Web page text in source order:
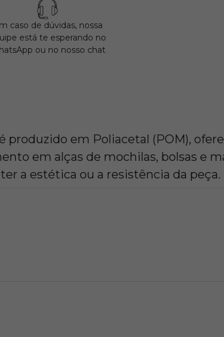
caso de dúvidas, nossa
está te esperando no
ou no nosso chat
produzido em Poliacetal (POM),
em alças de mochilas, bolsas e
a estética ou a resistência da peça.